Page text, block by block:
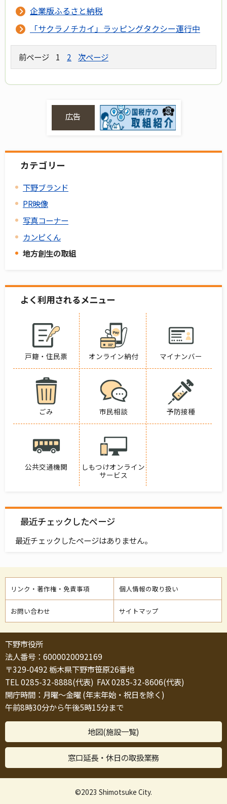
企業版ふるさと納税
「サクラノチカイ」ラッピングタクシー運行中
前ページ 1 2 次ページ
広告
カテゴリー
下野ブランド
PR映像
写真コーナー
カンピくん
地方創生の取組
よく利用されるメニュー
戸籍・住民票 オンライン納付 マイナンバー
ごみ 市民相談 予防接種
公共交通機関
しもつけオンライン
サービス
最近チェックしたページ
最近チェックしたページはありません。
リンク・著作権・免責事項 個人情報の取り扱い
お問い合わせ サイトマップ
下野市役所
法人番号：6000020092169
〒329-0492 栃木県下野市笹原26番地
TEL 0285-32-8888(代表) FAX 0285-32-8606(代表)
開庁時間：月曜～金曜 (年末年始・祝日を除く)
午前8時30分から午後5時15分まで
地図(施設一覧)
窓口延長・休日の取扱業務
©2023 Shimotsuke City.